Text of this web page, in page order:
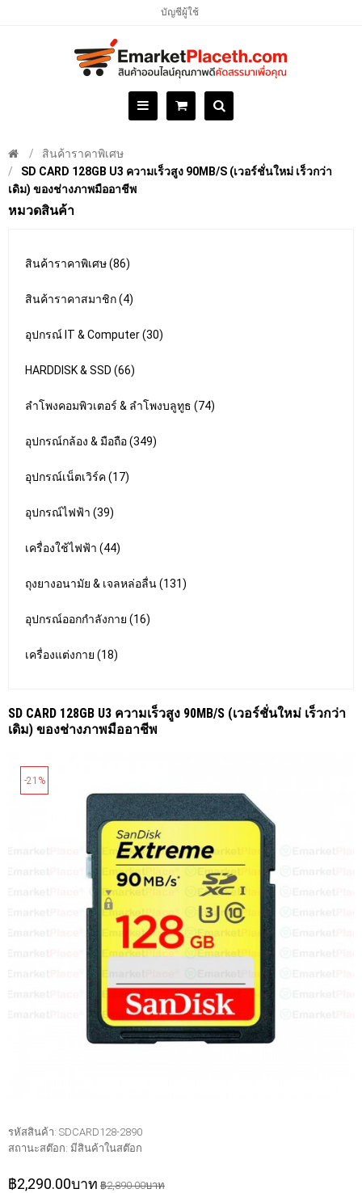
บัญชีผู้ใช้
สินค้าราคาพิเศษ
SD CARD 128GB U3 ความเร็วสูง 90MB/S (เวอร์ชั่นใหม่ เร็วกว่า
เดิม) ของช่างภาพมืออาชีพ
หมวดสินค้า
สินค้าราคาพิเศษ (86)
สินค้าราคาสมาชิก (4)
อุปกรณ์ IT & Computer (30)
HARDDISK & SSD (66)
ลำโพงคอมพิวเตอร์ & ลำโพงบลูทูธ (74)
อุปกรณ์กล้อง & มือถือ (349)
อุปกรณ์เน็ตเวิร์ค (17)
อุปกรณ์ไฟฟ้า (39)
เครื่องใช้ไฟฟ้า (44)
ถุงยางอนามัย & เจลหล่อลื่น (131)
อุปกรณ์ออกกำลังกาย (16)
เครื่องแต่งกาย (18)
SD CARD 128GB U3 ความเร็วสูง 90MB/S (เวอร์ชั่นใหม่ เร็วกว่า
เดิม) ของช่างภาพมืออาชีพ
-21%
รหัสสินค้า: SDCARD128-2890
สถานะสต๊อก: มีสินค้าในสต๊อก
฿2,290.00บาท ฿2,890.00บาท